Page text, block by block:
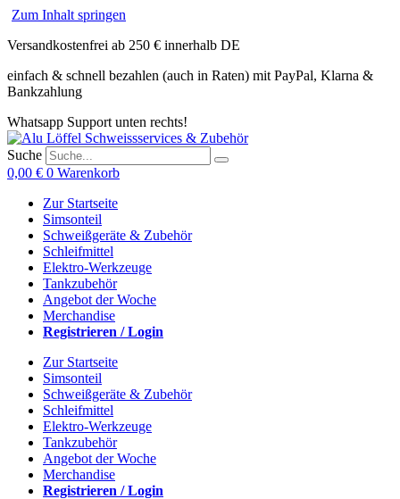
Zum Inhalt springen
Versandkostenfrei ab 250 € innerhalb DE
einfach & schnell bezahlen (auch in Raten) mit PayPal, Klarna &
Bankzahlung
Whatsapp Support unten rechts!
Suche
0,00 € 0 Warenkorb
Zur Startseite
Simsonteil
Schweißgeräte & Zubehör
Schleifmittel
Elektro-Werkzeuge
Tankzubehör
Angebot der Woche
Merchandise
Registrieren / Login
Zur Startseite
Simsonteil
Schweißgeräte & Zubehör
Schleifmittel
Elektro-Werkzeuge
Tankzubehör
Angebot der Woche
Merchandise
Registrieren / Login